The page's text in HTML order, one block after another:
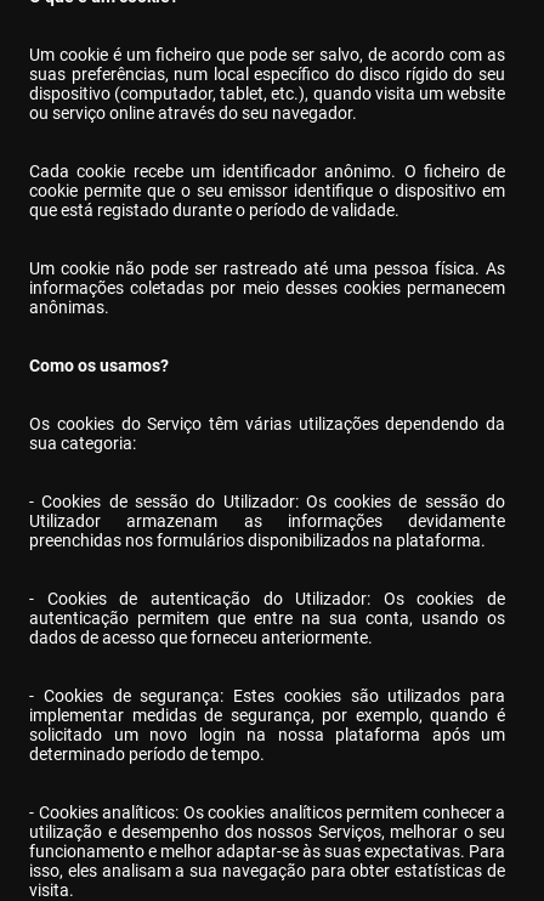
Um cookie é um ficheiro que pode ser salvo, de acordo com as
suas preferências, num local específico do disco rígido do seu
dispositivo (computador, tablet, etc.), quando visita um website
ou serviço online através do seu navegador.
Cada cookie recebe um identificador anônimo. O ficheiro de
cookie permite que o seu emissor identifique o dispositivo em
que está registado durante o período de validade.
Um cookie não pode ser rastreado até uma pessoa física. As
informações coletadas por meio desses cookies permanecem
anônimas.
Como os usamos?
Os cookies do Serviço têm várias utilizações dependendo da
sua categoria:
- Cookies de sessão do Utilizador: Os cookies de sessão do
Utilizador armazenam as informações devidamente
preenchidas nos formulários disponibilizados na plataforma.
- Cookies de autenticação do Utilizador: Os cookies de
autenticação permitem que entre na sua conta, usando os
dados de acesso que forneceu anteriormente.
- Cookies de segurança: Estes cookies são utilizados para
implementar medidas de segurança, por exemplo, quando é
solicitado um novo login na nossa plataforma após um
determinado período de tempo.
- Cookies analíticos: Os cookies analíticos permitem conhecer a
utilização e desempenho dos nossos Serviços, melhorar o seu
funcionamento e melhor adaptar-se às suas expectativas. Para
isso, eles analisam a sua navegação para obter estatísticas de
visita.